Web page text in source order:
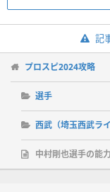
記
プロスピ2024攻略
選手
西武（埼玉西武ライ
中村剛也選手の能